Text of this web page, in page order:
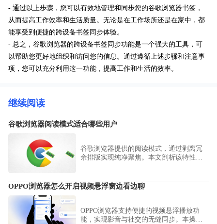
- 通过以上步骤，您可以有效地管理和同步您的谷歌浏览器书签，
从而提高工作效率和生活质量。无论是在工作场所还是在家中，都
能享受到便捷的跨设备书签同步体验。
- 总之，谷歌浏览器的跨设备书签同步功能是一个强大的工具，可
以帮助您更好地组织和访问您的信息。通过遵循上述步骤和注意事
项，您可以充分利用这一功能，提高工作和生活的效率。
继续阅读
谷歌浏览器阅读模式适合哪些用户
谷歌浏览器提供的阅读模式，通过剥离冗
余排版实现纯净聚焦。本文剖析该特性的
OPPO浏览器怎么开启视频悬浮窗边看边聊
OPPO浏览器支持便捷的视频悬浮播放功
能，实现影音与社交的无缝同步。本操作